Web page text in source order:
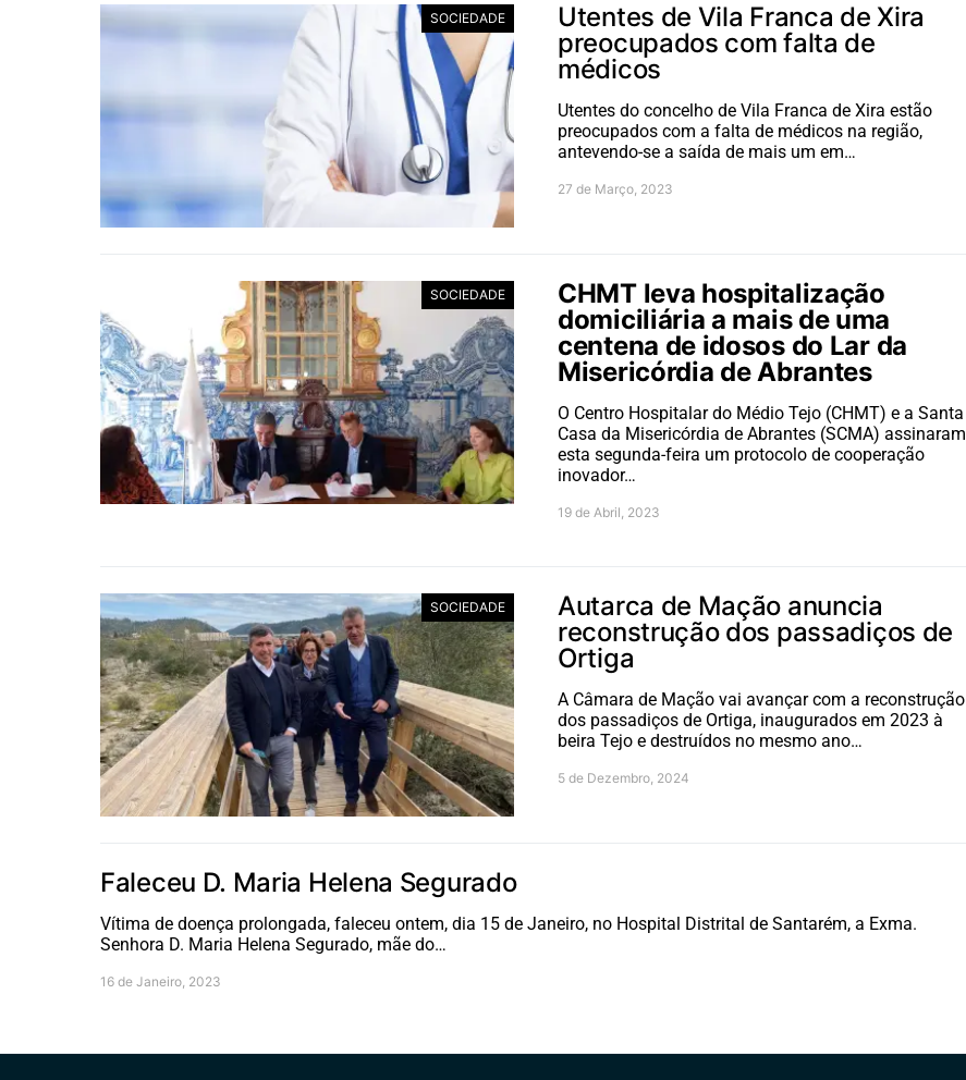
SOCIEDADE
Utentes de Vila Franca de Xira
preocupados com falta de
médicos
Utentes do concelho de Vila Franca de Xira estão
preocupados com a falta de médicos na região,
antevendo-se a saída de mais um em…
27 de Março, 2023
SOCIEDADE
CHMT leva hospitalização
domiciliária a mais de uma
centena de idosos do Lar da
Misericórdia de Abrantes
O Centro Hospitalar do Médio Tejo (CHMT) e a Santa
Casa da Misericórdia de Abrantes (SCMA) assinaram
esta segunda-feira um protocolo de cooperação
inovador…
19 de Abril, 2023
SOCIEDADE
Autarca de Mação anuncia
reconstrução dos passadiços de
Ortiga
A Câmara de Mação vai avançar com a reconstrução
dos passadiços de Ortiga, inaugurados em 2023 à
beira Tejo e destruídos no mesmo ano…
5 de Dezembro, 2024
Faleceu D. Maria Helena Segurado
Vítima de doença prolongada, faleceu ontem, dia 15 de Janeiro, no Hospital Distrital de Santarém, a Exma.
Senhora D. Maria Helena Segurado, mãe do…
16 de Janeiro, 2023